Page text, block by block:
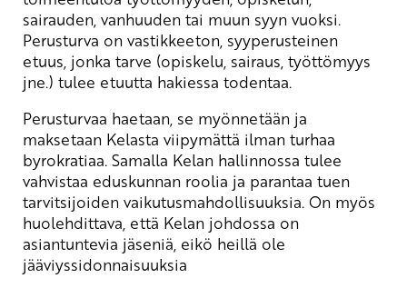
sairauden, vanhuuden tai muun syyn vuoksi.
Perusturva on vastikkeeton, syyperusteinen
etuus, jonka tarve (opiskelu, sairaus, työttömyys
jne.) tulee etuutta hakiessa todentaa.
Perusturvaa haetaan, se myönnetään ja
maksetaan Kelasta viipymättä ilman turhaa
byrokratiaa. Samalla Kelan hallinnossa tulee
vahvistaa eduskunnan roolia ja parantaa tuen
tarvitsijoiden vaikutusmahdollisuuksia. On myös
huolehdittava, että Kelan johdossa on
asiantuntevia jäseniä, eikö heillä ole
jääviyssidonnaisuuksia